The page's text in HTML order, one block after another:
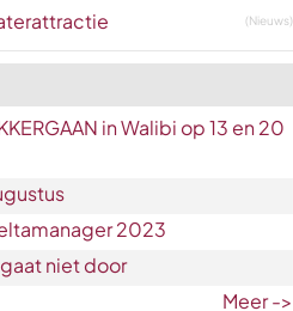
(Nieuws)
in Walibi op 13 en 20
2023
niet door
Meer ->